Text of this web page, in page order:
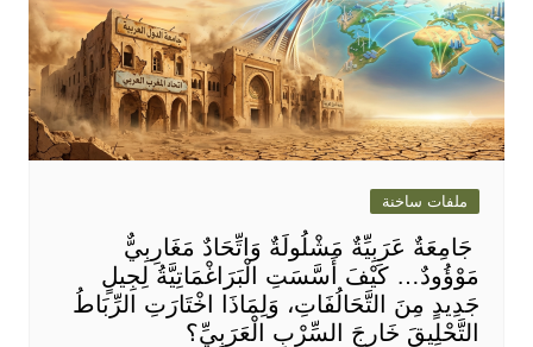
ملفات ساخنة
جَامِعَةٌ عَرَبِيِّةٌ مَشْلُولَةٌ وَاتِّحَادٌ مَغَارِبِيٌّ
مَوْؤُودٌ… كَيْفَ أَسَّسَتِ الْبَرَاغْمَاتِيَّةُ لِجِيلٍ
جَدِيدٍ مِنَ التَّحَالُفَاتِ، وَلِمَاذَا اخْتَارَتِ الرِّبَاطُ
التَّحْلِيقَ خَارِجَ السِّرْبِ الْعَرَبِيِّ؟